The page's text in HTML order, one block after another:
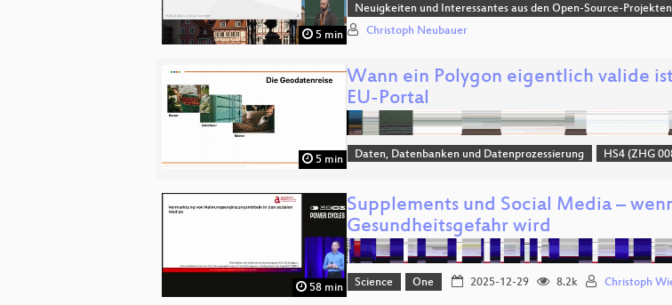
5 min
Neuigkeiten und Interessantes aus den Open-Source-Projekten
Christoph Neubauer
5 min
Wann ein Polygon eigentlich valide
EU-Portal
Daten, Datenbanken und Datenprozessierung HS4 (ZHG
58 min
Supplements und Social Media –
Gesundheitsgefahr wird
Science One 2025-12-29 8.2k Christoph